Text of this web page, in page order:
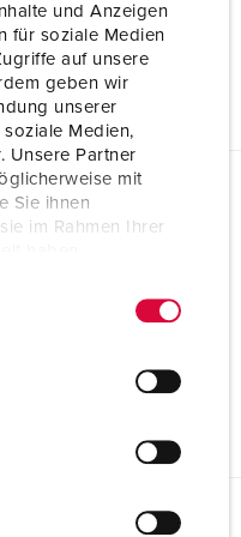
und Anzeigen
für soziale Medien
auf unsere
geben wir
unserer
Medien,
Unsere Partner
mit
Sie ihnen
im Rahmen Ihrer
4120
4120